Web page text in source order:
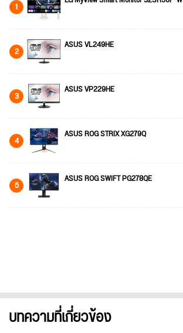
1
2 ASUS VL249HE
3 ASUS VP229HE
4 ASUS ROG STRIX XG279Q
5 ASUS ROG SWIFT PG278QE
บทความที่เกี่ยวข้อง